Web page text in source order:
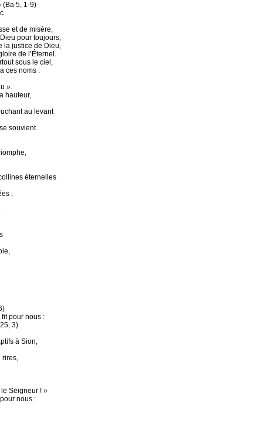
(Ba 5, 1-9)
et de misère,
pour toujours,
la justice de Dieu,
de l’Éternel.
sous le ciel,
ces noms :
».
hauteur,
au levant
souvient.
éternelles
:
pour nous :
3)
à Sion,
rires,
Seigneur ! »
nous :